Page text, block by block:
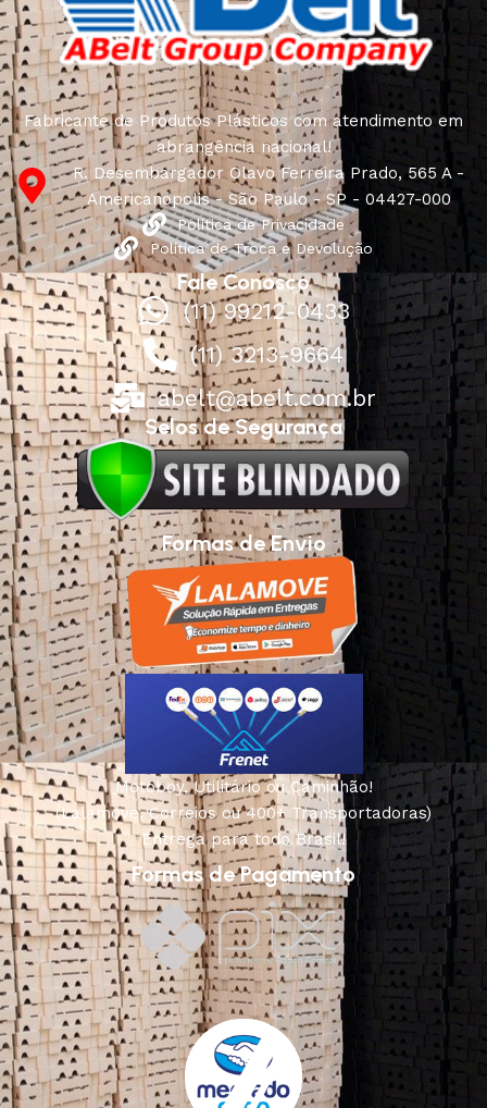
Fabricante de Produtos Plásticos com atendimento em
abrangência nacional!
R. Desembargador Olavo Ferreira Prado, 565 A -
Americanópolis - São Paulo - SP - 04427-000
Política de Privacidade
Política de Troca e Devolução
Fale Conosco
(11) 99212-0433
(11) 3213-9664
abelt@abelt.com.br
Selos de Segurança
Formas de Envio
Motoboy, Utilitário ou Caminhão!
(Lalamove, Correios ou 400+ Transportadoras)
Entrega para todo Brasil!
Formas de Pagamento